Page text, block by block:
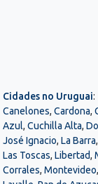
Cidades no Uruguai:
Canelones, Cardona,
Azul, Cuchilla Alta,
José Ignacio, La Barra,
Las Toscas, Libertad,
Corrales, Montevideo,